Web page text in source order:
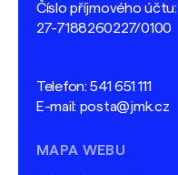
Číslo příjmového účtu:
27-7188260227/0100
Telefon:541 651 111
E-mail: posta@jmk.cz
MAPA WEBU